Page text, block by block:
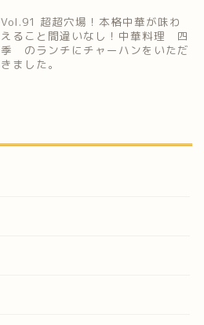
Vol.91 超超穴場！本格中華が味わ
えること間違いなし！中華料理 四
季 のランチにチャーハンをいただ
きました。